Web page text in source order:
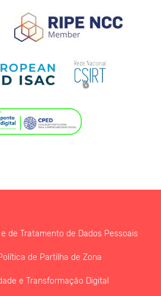
de Tratamento de Dados Pessoais
de Partilha de Zona
e Transformação Digital